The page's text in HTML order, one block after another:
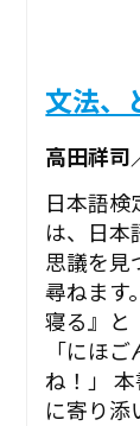
文法、
高田祥
日本語検
は、日本
思議を見
尋ねます
寝る』と
「にほ
ね！」
に寄り添